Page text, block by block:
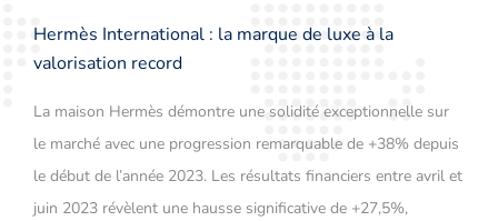
Hermès International : la marque de luxe à la
valorisation record
La maison Hermès démontre une solidité exceptionnelle sur
le marché avec une progression remarquable de +38% depuis
le début de l’année 2023. Les résultats financiers entre avril et
juin 2023 révèlent une hausse significative de +27,5%,